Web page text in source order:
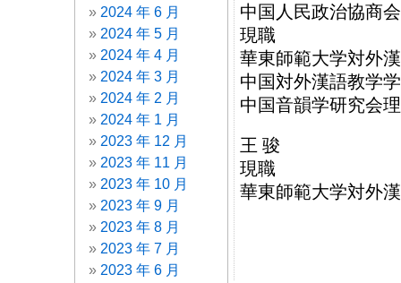
2024 年 6 月
2024 年 5 月
2024 年 4 月
2024 年 3 月
2024 年 2 月
2024 年 1 月
2023 年 12 月
2023 年 11 月
2023 年 10 月
2023 年 9 月
2023 年 8 月
2023 年 7 月
2023 年 6 月
中国人民政治協商
現職
華東師範大学対外
中国対外漢語教学
中国音韻学研究会
王 骏
現職
華東師範大学対外